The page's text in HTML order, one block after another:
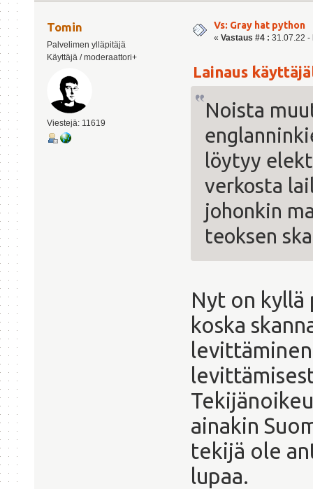
Tomin
Palvelimen ylläpitäjä
Käyttäjä / moderaattori+
Viestejä: 11619
Vs: Gray hat python
« Vastaus #4 : 31.07.22 -
Lainaus
Noista
löytyy
verkosta
johonkin
teoksen
Nyt on kyllä
koska
ainakin
tekijä ole
lupaa.